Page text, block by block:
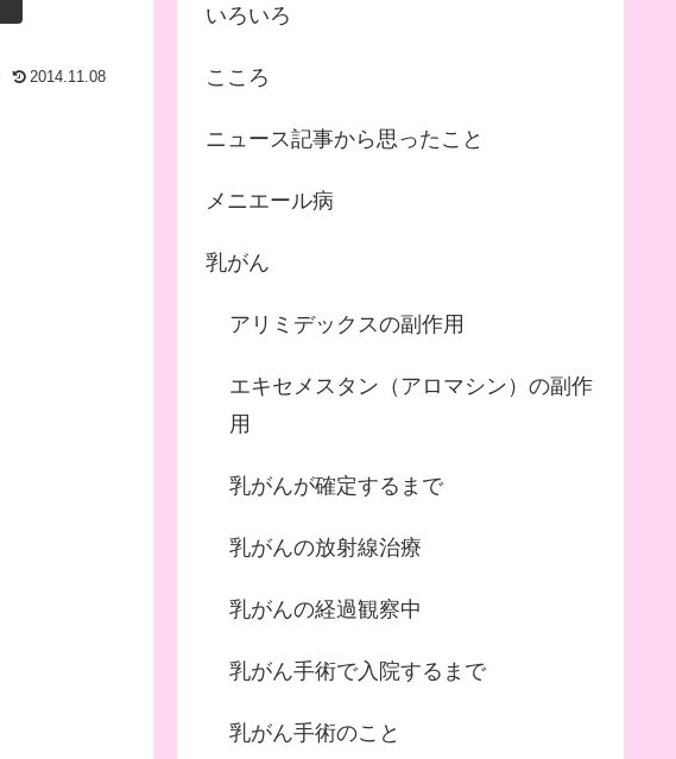
2014.11.08
いろいろ
こころ
ニュース記事から思ったこと
メニエール病
乳がん
アリミデックスの副作用
エキセメスタン（アロマシン）の副作
用
乳がんが確定するまで
乳がんの放射線治療
乳がんの経過観察中
乳がん手術で入院するまで
乳がん手術のこと